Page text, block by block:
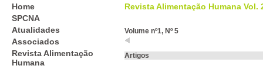
Home
SPCNA
Atualidades
Associados
Revista Alimentação
Humana
Revista Alimentação Humana Vol.
Volume nº1, Nº 5
Artigos